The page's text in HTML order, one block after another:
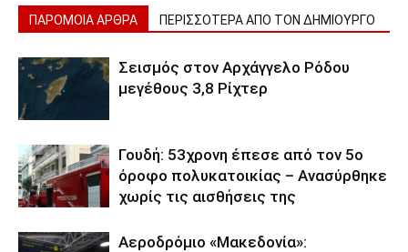
ΠΑΡΟΜΟΙΑ ΑΡΘΡΑ ΠΕΡΙΣΣΟΤΕΡΑ ΑΠΟ ΤΟΝ ΔΗΜΙΟΥΡΓΟ
Σεισμός στον Αρχάγγελο Ρόδου
μεγέθους 3,8 Ρίχτερ
Γουδή: 53χρονη έπεσε από τον 5ο
όροφο πολυκατοικίας – Ανασύρθηκε
χωρίς τις αισθήσεις της
Αεροδρόμιο «Μακεδονία»: